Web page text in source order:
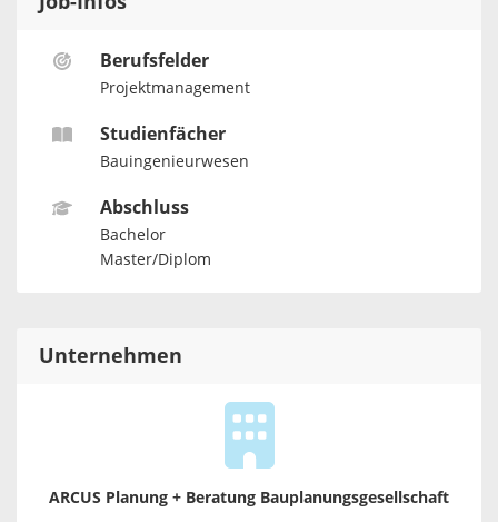
Berufsfelder
Projektmanagement
Studienfächer
Bauingenieurwesen
Abschluss
Bachelor
Master/Diplom
Unternehmen
ARCUS Planung + Beratung Bauplanungsgesellschaft